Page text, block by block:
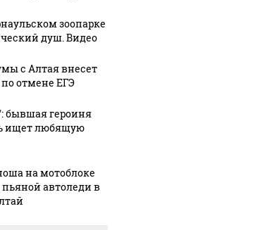
на
На Урале из казны
были украдены 18
зоопарке
душ. Видео
с Алтая внесет
отмене ЕГЭ
бывшая героиня
ищет любящую
на мотоблоке
автоледи в